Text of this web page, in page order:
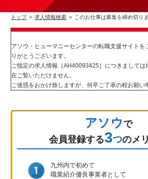
トップ > 求人情報検索 > このお仕事は募集を締め切り
アソウ・ヒューマニーセンターの転職支援サイトを
りがとうございます。
ご指定の求人情報［AH40093425］につきましては
在ご覧いただけません。
ご迷惑をおかけ致しますが、何卒ご了承の程お願い
アソウで
会員登録する3つのメ
九州内で初めて
職業紹介優良事業者として